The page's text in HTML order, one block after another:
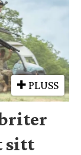
PLUSS
briter
sitt